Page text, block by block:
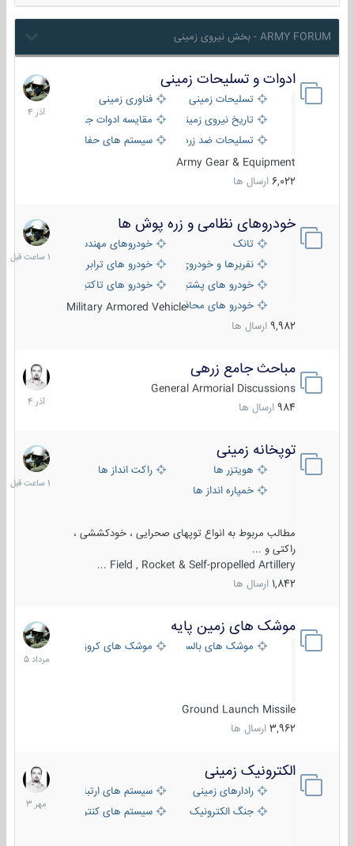
ARMY FORUM - بخش نیروی زمینی
ادوات و تسلیحات زمینی
تسلیحات زمینی
فناوری زمینی
تاریخ نیروی زمینی
مقایسه ادوات جنگی
تسلیحات ضد زره
سیستم های حفاظت فعال
Army Gear & Equipment
6,022 ارسال ها
21
آذر
1404
خودروهای نظامی و زره پوش ها
تانک
خودروهای مهندسی
نفربرها و خودروی های رزمی پیاده نظام
خودرو های ترابری نظامی
خودرو های پشتیبانی آتش ، شناسایی و ضد تانک
خودرو های تاکتیکی نظامی
خودرو های محافظت شدهMilitary Armored Vehicle
9,982 ارسال ها
1
ساعت
قبل
مباحث جامع زرهی
General Armorial Discussions
984 ارسال ها
7
آذر
1404
توپخانه زمینی
هویتزر ها
راکت انداز ها
خمپاره انداز ها
مطالب مربوط به انواع توپهای صحرایی ، خودکششی ،
راکتی و ...
Field , Rocket & Self-propelled Artillery ...
1,842 ارسال ها
1
ساعت
قبل
موشک های زمین پایه
موشک های بالستیک موشک های کروز
Ground Launch Missile
3,962 ارسال ها
2
مرداد
1405
الکترونیک زمینی
رادارهای زمینی
سیستم های ارتباطی و جمع آوری
جنگ الکترونیک
سیستم های کنترل آتش و تجهیزات
1
مهر
1403